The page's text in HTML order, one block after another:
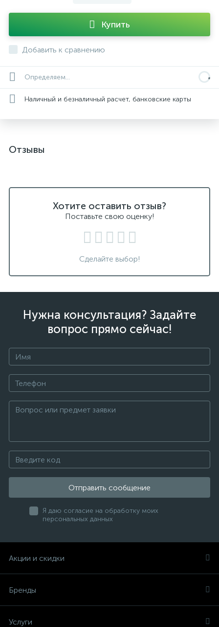
Купить
Добавить к сравнению
Определяем...
Наличный и безналичный расчет, банковские карты
Отзывы
Хотите оставить отзыв?
Поставьте свою оценку!
Сделайте выбор!
Нужна консультация? Задайте
вопрос прямо сейчас!
Отправить сообщение
Я даю согласие на обработку моих
персональных данных
Акции и скидки
Бренды
Услуги